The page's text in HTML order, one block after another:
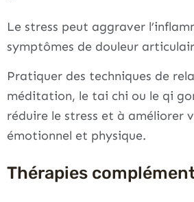
Le stress peut aggraver
symptômes de douleur
Pratiquer des techniques de
méditation, le tai chi ou le qi
réduire le stress et à améliorer
émotionnel et physique.
Thérapies